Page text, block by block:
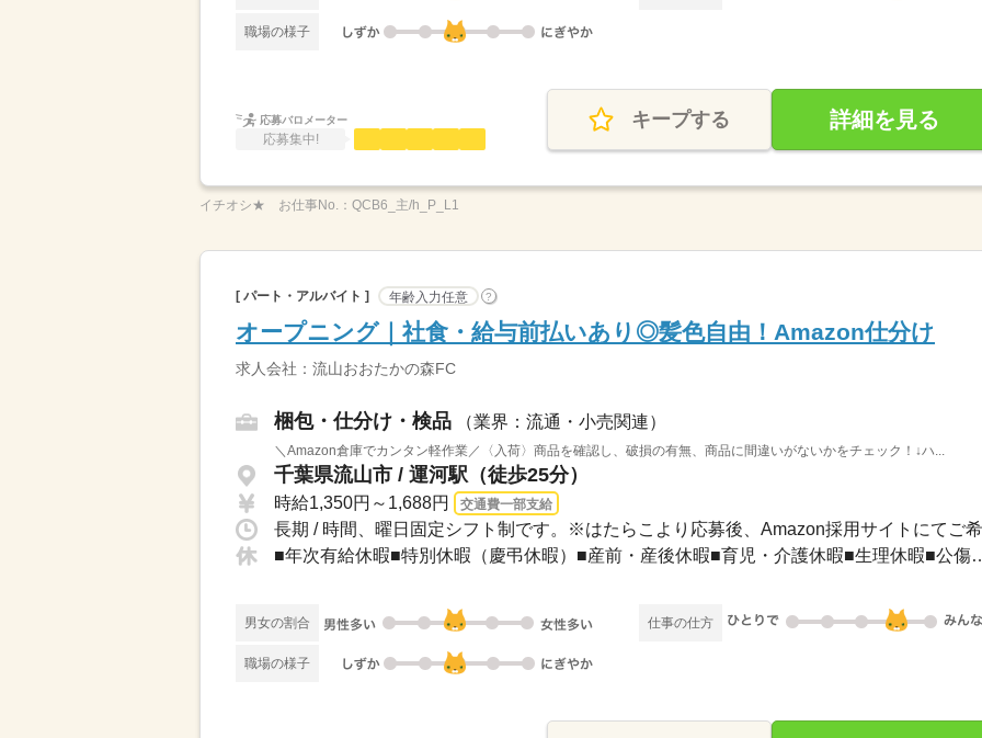
職場の様子
応募バロメーター
応募集中!
キープする 詳細を見る
イチオシ★ お仕事No.： QCB6_主/h_P_L1
[ パート・アルバイト ] 年齢入力任意 ?
オープニング｜社食・給与前払いあり◎髪色自由！Amazon仕分け
求人会社：流山おおたかの森FC
梱包・仕分け・検品 （業界：流通・小売関連）
＼Amazon倉庫でカンタン軽作業／〈入荷〉商品を確認し、破損の有無、商品に間違いがないかをチェック！↓ハ...
千葉県流山市 / 運河駅（徒歩25分）
時給1,350円～1,688円 交通費一部支給
長期 / 時間、曜日固定シフト制です。※はたらこより応募後、Amazon採用サイトにてご
■年次有給休暇■特別休暇（慶弔休暇）■産
男女の割合 仕事の仕方
職場の様子